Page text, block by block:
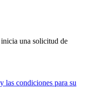
una solicitud de
las condiciones para su